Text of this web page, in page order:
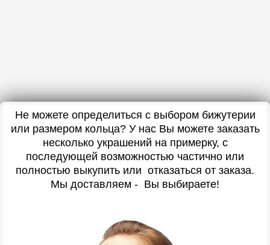
Не можете определиться с выбором бижутерии
или размером кольца? У нас Вы можете заказать
несколько украшений на примерку, с
последующей возможностью частично или
полностью выкупить или отказаться от заказа.
Мы доставляем - Вы выбираете!